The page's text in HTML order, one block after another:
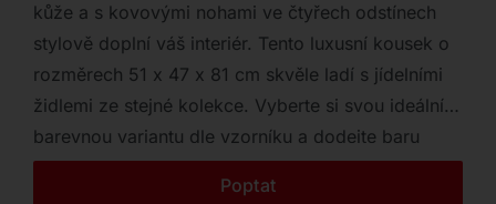
Značky
Outlet
Kontakt
kůže a s kovovými nohami ve čtyřech odstínech
stylově doplní váš interiér. Tento luxusní kousek o
rozměrech 51 x 47 x 81 cm skvěle ladí s jídelními
židlemi ze stejné kolekce. Vyberte si svou ideální
barevnou variantu dle vzorníku a dodejte baru
moderní vzhled.
Poptat